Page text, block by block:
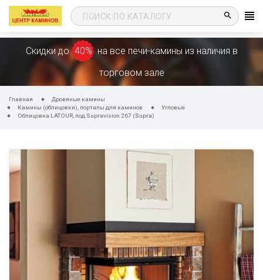
search
Скидки до 40% на все печи-камины из наличия в
торговом зале
Главная
Дровяные камины
Камины (облицовки), порталы для каминов
Угловые
Облицовка LATOUR, под Supravision 267 (Supra)